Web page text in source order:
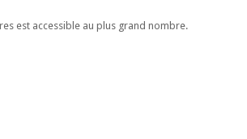
est accessible au plus grand nombre.